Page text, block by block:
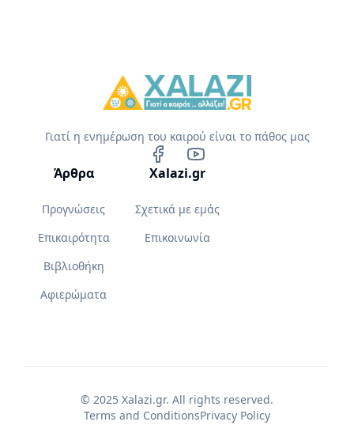
Γιατί η ενημέρωση του καιρού είναι το πάθος μας
Άρθρα
Προγνώσεις
Επικαιρότητα
Βιβλιοθήκη
Αφιερώματα
Xalazi.gr
Σχετικά με εμάς
Επικοινωνία
© 2025 Xalazi.gr. All rights reserved.
Terms and ConditionsPrivacy Policy